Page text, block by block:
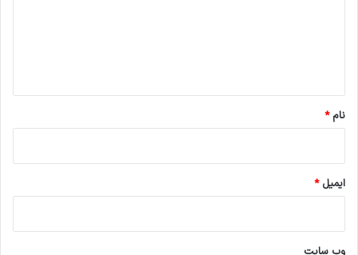
نام*
ایمیل*
وب‌ سایت